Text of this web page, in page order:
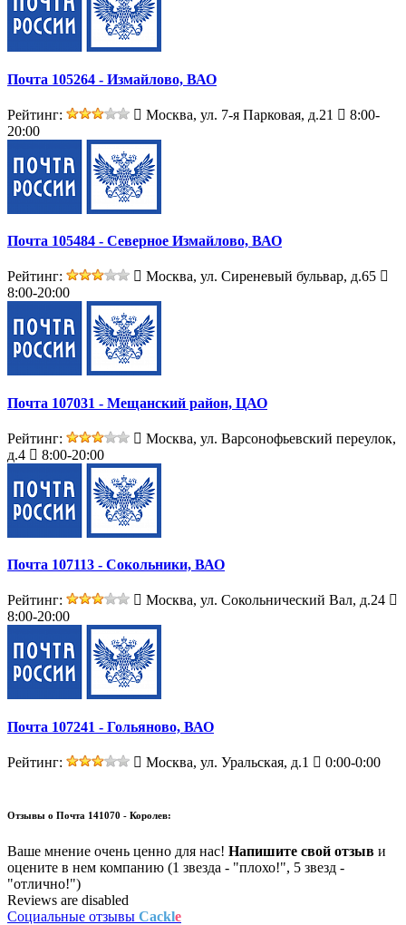
Почта 105264 - Измайлово, ВАО
Рейтинг: Москва, ул. 7-я Парковая, д.21
8:00-
20:00
Почта 105484 - Северное Измайлово, ВАО
Рейтинг:
Москва, ул. Сиреневый бульвар, д.65
8:00-20:00
Почта 107031 - Мещанский район, ЦАО
Рейтинг:
Москва, ул. Варсонофьевский переулок,
д.4
8:00-20:00
Почта 107113 - Сокольники, ВАО
Рейтинг:
Москва, ул. Сокольнический Вал, д.24
8:00-20:00
Почта 107241 - Гольяново, ВАО
Рейтинг: Москва, ул. Уральская, д.1 0:00-0:00
Отзывы о Почта 141070 - Королев:
Ваше мнение очень ценно для нас! Напишите свой отзыв и
оцените в нем компанию (1 звезда - "плохо!", 5 звезд -
"отлично!")
Reviews are disabled
Социальные отзывы Cackle